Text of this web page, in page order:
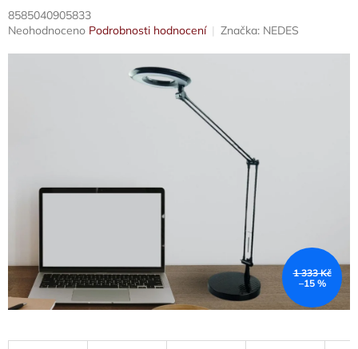
8585040905833
Průměrné
Neohodnoceno Podrobnosti hodnocení Značka: NEDES
1 333 Kč
–15 %